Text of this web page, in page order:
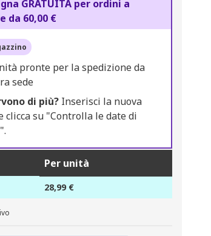
GRATUITA per ordini a
da 60,00 €
pronte per la spedizione da
sede
di più?Inserisci la nuova
clicca su "Controlla le date di
Per unità
28,99 €